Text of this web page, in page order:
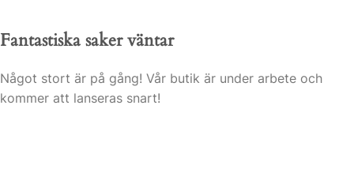
Fantastiska saker väntar
Något stort är på gång! Vår butik är under arbete och
kommer att lanseras snart!